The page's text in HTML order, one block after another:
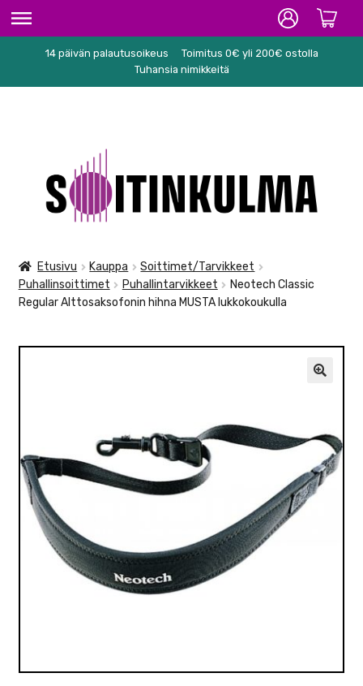
ETUSIVU
KARAOKE
NUOTIT
TARVIKKEET
TARJOUKSET
14 päivän palautusoikeus
Toimitus 0€ yli 200€ ostolla
Tuhansia nimikkeitä
navigointiin
sisältöön
Etusivu Kauppa
Soittimet/Tarvikkeet
Puhallinsoittimet
Puhallintarvikkeet
Neotech Classic
Regular Alttosaksofonin hihna MUSTA lukkokoukulla